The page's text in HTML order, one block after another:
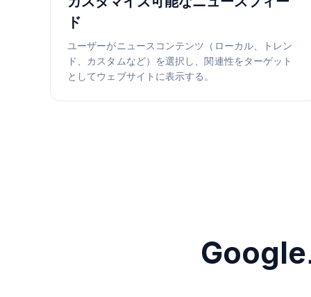
ド
ユーザーがニュースコンテンツ（ローカル、トレン
ド、カスタムなど）を選択し、関連性をターゲット
としてウェブサイトに表示する。
Google